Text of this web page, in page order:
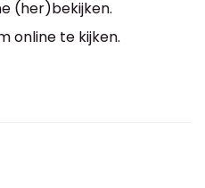
(her)bekijken.
online te kijken.